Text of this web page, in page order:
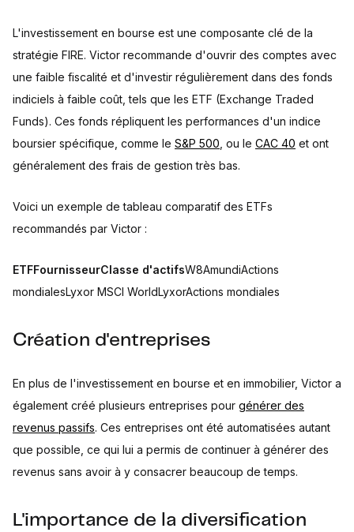
L'investissement en bourse est une composante clé de la
stratégie FIRE. Victor recommande d'ouvrir des comptes avec
une faible fiscalité et d'investir régulièrement dans des fonds
indiciels à faible coût, tels que les ETF (Exchange Traded
Funds). Ces fonds répliquent les performances d'un indice
boursier spécifique, comme le S&P 500 , ou le CAC 40 et ont
généralement des frais de gestion très bas.
Voici un exemple de tableau comparatif des ETFs
recommandés par Victor :
ETFFournisseurClasse d'actifsW8AmundiActions
mondialesLyxor MSCI WorldLyxorActions mondiales
Création d'entreprises
En plus de l'investissement en bourse et en immobilier, Victor a
également créé plusieurs entreprises pour générer des
revenus passifs. Ces entreprises ont été automatisées autant
que possible, ce qui lui a permis de continuer à générer des
revenus sans avoir à y consacrer beaucoup de temps.
L'importance de la diversification